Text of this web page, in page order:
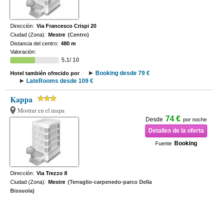
Dirección: Via Francesco Crispi 20
Ciudad (Zona): Mestre (Centro)
Distancia del centro: 480 m
Valoración:
5.1/ 10
Hotel también ofrecido por
Booking desde 79 €
LateRooms desde 109 €
Kappa
Mostrar en el mapa
Desde 74 € por noche
Detalles de la oferta
Fuente Booking
Dirección: Via Trezzo 8
Ciudad (Zona): Mestre (Terraglio-carpenedo-parco Della
Bissuola)